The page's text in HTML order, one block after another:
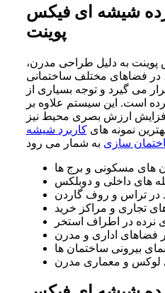
شیشه‌ ای فیکس
پوینت
به دلیل طراحی مدرن،
در فضاهای مختلف ساختمانی
می گیرد و توجه بسیاری از
است. این سیستم علاوه بر
ارزش بصری محیط نیز
نمونه هایکاربرد شیشه
سازی
های مسکونی و برج ها
های داخلی و دوبلکس
در تراس و روف گاردن
تجاری و مراکز خرید
نرده در اطراف استخر
فضاهای اداری و مدرن
بیرونی ساختمان ها
لوکس و معماری مدرن